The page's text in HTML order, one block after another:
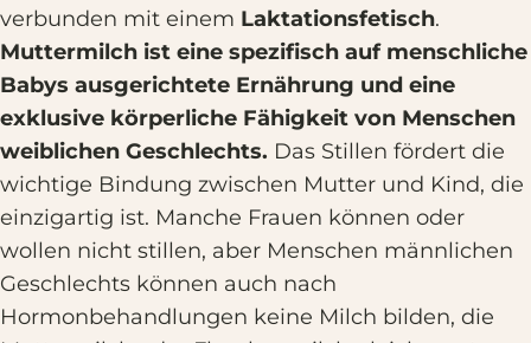
verbunden mit einem Laktationsfetisch.
Muttermilch ist eine spezifisch auf menschliche
Babys ausgerichtete Ernährung und eine
exklusive körperliche Fähigkeit von Menschen
weiblichen Geschlechts. Das Stillen fördert die
wichtige Bindung zwischen Mutter und Kind, die
einzigartig ist. Manche Frauen können oder
wollen nicht stillen, aber Menschen männlichen
Geschlechts können auch nach
Hormonbehandlungen keine Milch bilden, die